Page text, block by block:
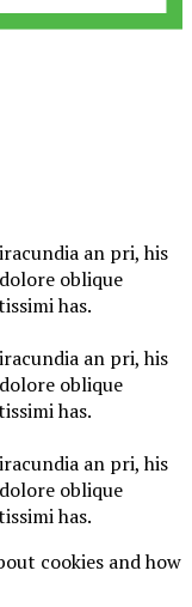
an pri, his
oblique
has.
an pri, his
oblique
has.
an pri, his
oblique
has.
cookies and how